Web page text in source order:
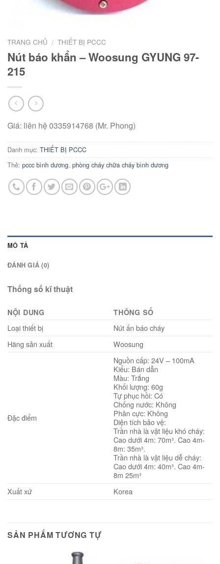
TRANG CHỦ / THIẾT BỊ PCCC
Nút báo khẩn – Woosung GYUNG 97-
215
Giá: liên hệ 0335914768 (Mr. Phong)
Danh mục: THIẾT BỊ PCCC
Thẻ: pccc bình dương, phòng cháy chữa cháy bình dương
MÔ TẢ
ĐÁNH GIÁ (0)
Thống số kĩ thuật
NỘI DUNG THÔNG SỐ
Loại thiết bị
Nút ấn báo cháy
Hãng sản xuất
Woosung
Đặc điểm
Nguồn cấp: 24V – 100mA
Kiểu: Bán dẫn
Màu: Trắng
Khối lượng: 60g
Tự phục hồi: Có
Chống nước: Không
Phân cực: Không
Diện tích bảo vệ:
Trần nhà là vật liệu khó cháy:
Cao dưới 4m: 70m³. Cao 4m-
8m: 35m³.
Trần nhà là vật liệu dễ cháy:
Cao dưới 4m: 40m³. Cao 4m-
8m 25m³
Xuất xứ
Korea
SẢN PHẨM TƯƠNG TỰ